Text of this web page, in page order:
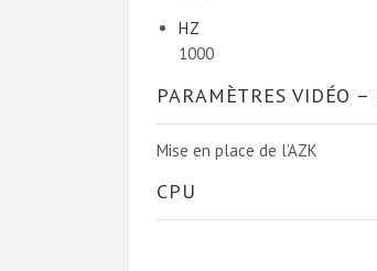
HZ
1000
PARAMÈTRES VIDÉO –
Mise en place de l’AZK
CPU